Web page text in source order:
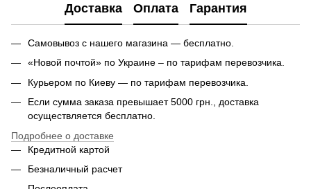
Доставка Оплата Гарантия
Самовывоз с нашего магазина — бесплатно.
«Новой почтой» по Украине – по тарифам перевозчика.
Курьером по Киеву — по тарифам перевозчика.
Если сумма заказа превышает 5000 грн., доставка
осуществляется бесплатно.
Подробнее о доставке
Кредитной картой
Безналичный расчет